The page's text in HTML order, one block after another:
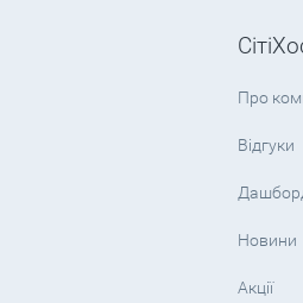
Про
Відгуки
Новини
Акції